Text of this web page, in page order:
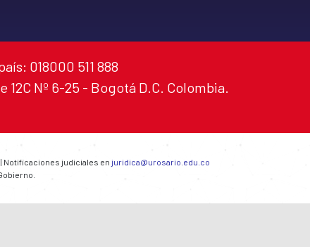
018000 511 888
12C Nº 6-25 - Bogotá D.C. Colombia.
| Notificaciones judiciales en juridica@urosario.edu.co